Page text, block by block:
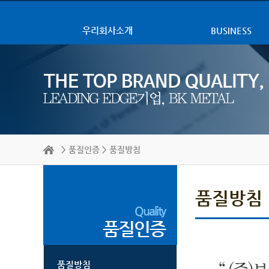
우리회사소개 BUSINESS
> 품질인증 > 품질방침
Quality
품질인증
품질방침
품질방침